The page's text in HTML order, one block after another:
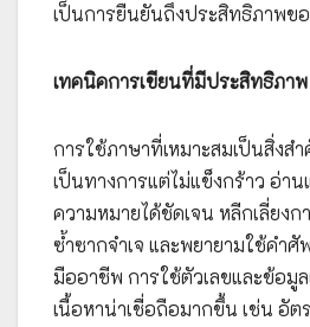
เป็นการยืนยันถึงประสิทธิภาพข
เทคนิคการเขียนที่มีประสิทธิภาพ
การใช้ภาษาที่เหมาะสมเป็นสิ่งส
เป็นทางการแต่ไม่แข็งกร้าว อ่าน
ความหมายได้ชัดเจน หลีกเลี่ยง
ซ้ำซากจำเจ และพยายามใช้คำ
มืออาชีพ การใช้ตัวเลขและข้อมู
เนื้อหาน่าเชื่อถือมากขึ้น เช่น อัต